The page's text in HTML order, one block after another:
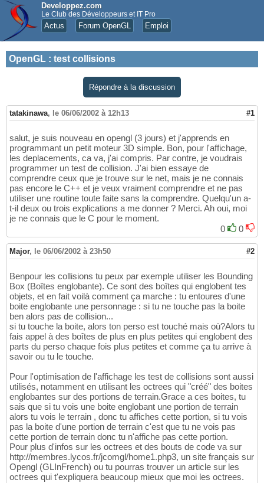
Developpez.com
Le Club des Développeurs et IT Pro
Actus Forum OpenGL Emploi
OpenGL : test collisions
Répondre à la discussion
tatakinawa, le 06/06/2002 à 12h13 #1
salut, je suis nouveau en opengl (3 jours) et j'apprends en
programmant un petit moteur 3D simple. Bon, pour l'affichage,
les deplacements, ca va, j'ai compris. Par contre, je voudrais
programmer un test de collision. J'ai bien essaye de
comprendre ceux que je trouve sur le net, mais je ne connais
pas encore le C++ et je veux vraiment comprendre et ne pas
utiliser une routine toute faite sans la comprendre. Quelqu'un a-
t-il deux ou trois explications a me donner ? Merci. Ah oui, moi
je ne connais que le C pour le moment.
0
0
Major, le 06/06/2002 à 23h50 #2
Benpour les collisions tu peux par exemple utiliser les Bounding
Box (Boîtes englobante). Ce sont des boîtes qui englobent tes
objets, et en fait voilà comment ça marche : tu entoures d'une
boite englobante une personnage : si tu ne touche pas la boite
ben alors pas de collision...
si tu touche la boite, alors ton perso est touché mais où?Alors tu
fais appel à des boîtes de plus en plus petites qui englobent des
parts du perso chaque fois plus petites et comme ça tu arrive à
savoir ou tu le touche.
Pour l'optimisation de l'affichage les test de collisions sont aussi
utilisés, notamment en utilisant les octrees qui "créé" des boites
englobantes sur des portions de terrain.Grace a ces boites, tu
sais que si tu vois une boite englobant une portion de terrain
alors tu vois le terrain , donc tu affiches cette portion, si tu vois
pas la boite d'une portion de terrain c'est que tu ne vois pas
cette portion de terrain donc tu n'affiche pas cette portion.
Pour plus d'infos sur les octrees et des bouts de code va sur
http://membres.lycos.fr/jcomgl/home1.php3, un site français sur
Opengl (GLInFrench) ou tu pourras trouver un article sur les
octrees qui t'expliquera beaucoup mieux que moi les octrees.